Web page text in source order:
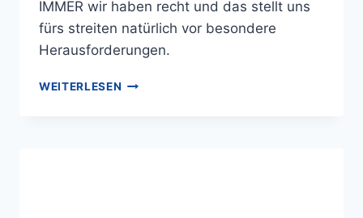
IMMER wir haben recht und das stellt uns
fürs streiten natürlich vor besondere
Herausforderungen.
WEITERLESEN